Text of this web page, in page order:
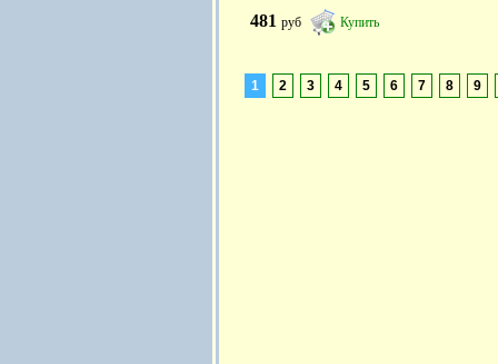
481 руб Купить
1 2 3 4 5 6 7 8 9